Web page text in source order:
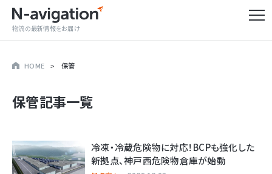
物流の最新情報をお届け
HOME 保管
保管記事一覧
冷凍・冷蔵危険物に対応！BCPも強化した
新拠点、神戸西危険物倉庫が始動